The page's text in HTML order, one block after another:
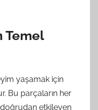
Temel
yaşamak için
Bu parçaların her
etkileyen